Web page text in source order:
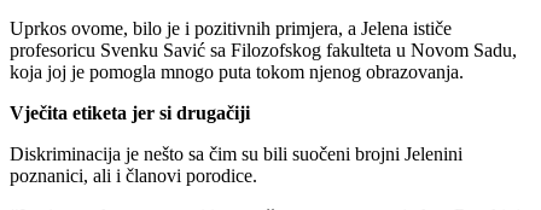
Uprkos ovome, bilo je i pozitivnih primjera, a Jelena ističe
profesoricu Svenku Savić sa Filozofskog fakulteta u Novom Sadu,
koja joj je pomogla mnogo puta tokom njenog obrazovanja.
Vječita etiketa jer si drugačiji
Diskriminacija je nešto sa čim su bili suočeni brojni Jelenini
poznanici, ali i članovi porodice.